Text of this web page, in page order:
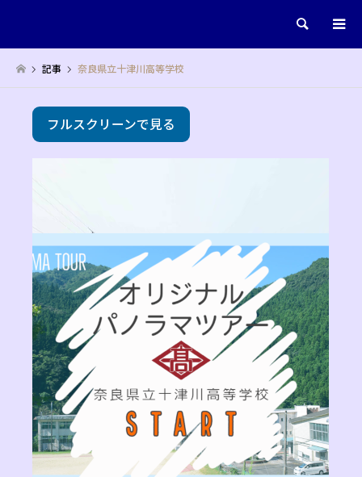
検索
記事 奈良県立十津川高等学校
フルスクリーンで見る